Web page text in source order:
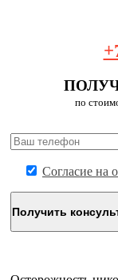
по
Согласие на